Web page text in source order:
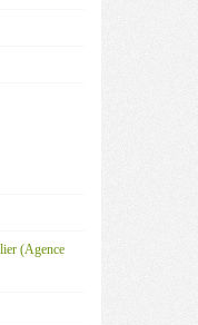
(Agence